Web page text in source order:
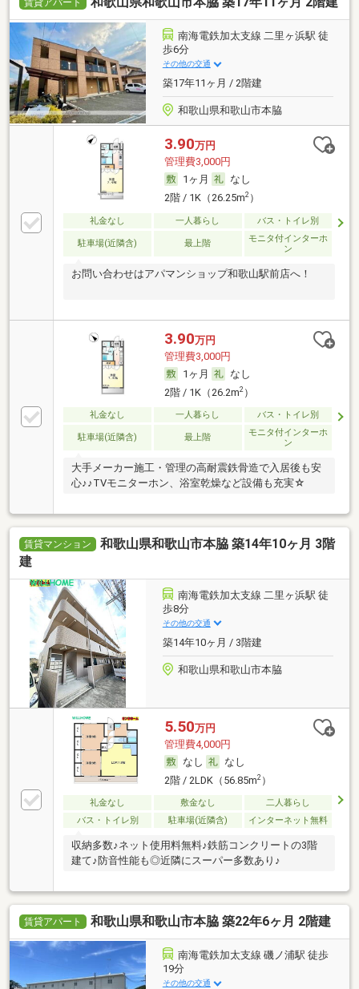
賃貸アパート
南海電鉄加太支線 二里ヶ浜駅 徒
歩6分
その他の交通
築17年11ヶ月 / 2階建
和歌山県和歌山市本脇
3.90万円
管理費3,000円
1ヶ月
なし
2階 / 1K（26.25m2）
礼金なし 一人暮らし バス・トイレ別
駐車場(近隣含) 最上階
モニタ付インターホ
ン
お問い合わせはアパマンショップ和歌山駅前店へ！
3.90万円
管理費3,000円
1ヶ月
なし
2階 / 1K（26.2m2）
礼金なし 一人暮らし バス・トイレ別
駐車場(近隣含) 最上階
モニタ付インターホ
ン
大手メーカー施工・管理の高耐震鉄骨造で入居後も安
心♪♪TVモニターホン、浴室乾燥など設備も充実☆
賃貸マンション
和歌山県和歌山市本脇 築14年10ヶ月 3階
建
南海電鉄加太支線 二里ヶ浜駅 徒
歩8分
その他の交通
築14年10ヶ月 / 3階建
和歌山県和歌山市本脇
5.50万円
管理費4,000円
なし
なし
2階 / 2LDK（56.85m2）
礼金なし 敷金なし
二人暮らし
バス・トイレ別
駐車場(近隣含) インターネット無料
収納多数♪ネット使用料無料♪鉄筋コンクリートの3階
建て♪防音性能も◎近隣にスーパー多数あり♪
賃貸アパート 和歌山県和歌山市本脇 築22年6ヶ月 2階建
南海電鉄加太支線 磯ノ浦駅 徒歩
19分
その他の交通